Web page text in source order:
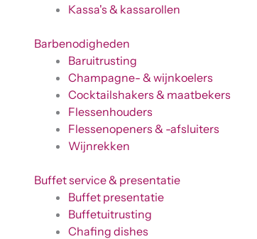
Kassa's & kassarollen
Barbenodigheden
Baruitrusting
Champagne- & wijnkoelers
Cocktailshakers & maatbekers
Flessenhouders
Flessenopeners & -afsluiters
Wijnrekken
Buffet service & presentatie
Buffet presentatie
Buffetuitrusting
Chafing dishes